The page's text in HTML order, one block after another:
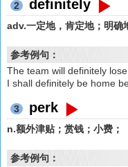
2 definitely
adv.一定地，肯定地；明确
参考例句：
The team will definitely
I shall definitely be home
3 perk
n.额外津贴；赏钱；小费；
参考例句：